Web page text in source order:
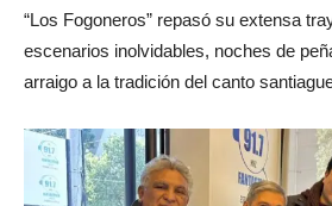
“Los Fogoneros” repasó su extensa
escenarios inolvidables, noches de
arraigo a la tradición del canto